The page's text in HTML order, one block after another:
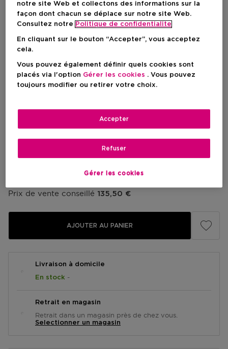
Choisissez votre format
75 ML En stock
Prix de vente conseillé 135,50 €
AJOUTER AU PANIER
Livraison à domicile
En stock -
Retrait en magasin
Retrait dans un magasin près de chez vous.
Selectionner un magasin
notre site Web et collectons des informations sur la
façon dont chacun se déplace sur notre site Web.
Consultez notre Politique de confidentialite
En cliquant sur le bouton “Accepter”, vous acceptez
cela.
Vous pouvez également définir quels cookies sont
placés via l'option Gérer les cookies . Vous pouvez
toujours modifier ou retirer votre choix.
Gérer les cookies
Refuser
Accepter